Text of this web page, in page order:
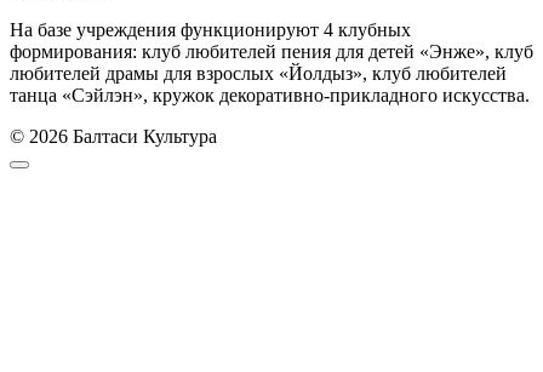
На базе учреждения функционируют 4 клубных
формирования: клуб любителей пения для детей «Энже», клуб
любителей драмы для взрослых «Йолдыз», клуб любителей
танца «Сэйлэн», кружок декоративно-прикладного искусства.
© 2026 Балтаси Культура